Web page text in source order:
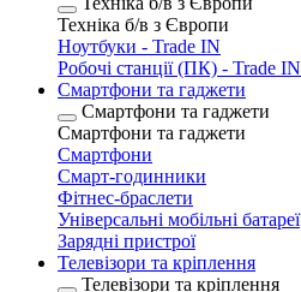
Техніка б/в з Європи
Ноутбуки - Trade IN
Робочі станції (ПК) - Trade IN
Смартфони та гаджети
Смартфони та гаджети
Смартфони та гаджети
Смартфони
Смарт-годинники
Фітнес-браслети
Універсальні мобільні батареї
Зарядні пристрої
Телевізори та кріплення
Телевізори та кріплення